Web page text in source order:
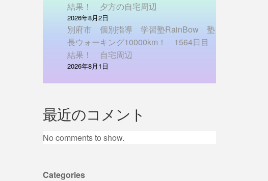
結果！ 夕方の自宅周辺
2026年8月2日
別府市 個別指導 学習塾RainBow 塾
長ウォーキング10000km！ 1564日目
結果！ 自宅周辺
2026年8月1日
最近のコメント
No comments to show.
Categories